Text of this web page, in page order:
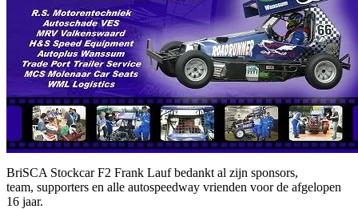
BriSCA Stockcar F2 Frank Lauf bedankt al zijn sponsors,
team, supporters en alle autospeedway vrienden voor de afgelopen
16 jaar.